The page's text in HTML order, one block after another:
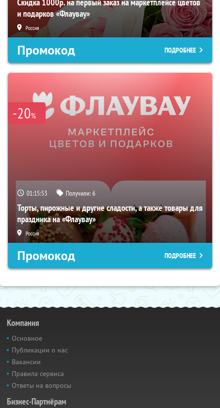
Скидка 1000р. на первый заказ на маркетплейсе цветов
и подарков «Флаувау»
Россия
Промокод ПОДРОБНЕЕ
-20%
01:15:51 Получили:6
Торты, пирожные и другие сладости, а также товары для
праздника на «Флаувау»
Россия
Промокод ПОДРОБНЕЕ
Компания
Основное
Публикации о нас
Вакансии
Правила сервиса
Ответы на вопросы
Бизнес-Партнёрам